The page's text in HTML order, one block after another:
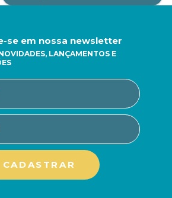
se em nossa newsletter
LANÇAMENTOS E